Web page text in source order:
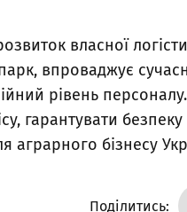
власної
впроваджує
рівень персоналу.
гарантувати
аграрного бізнесу
Поділитись: